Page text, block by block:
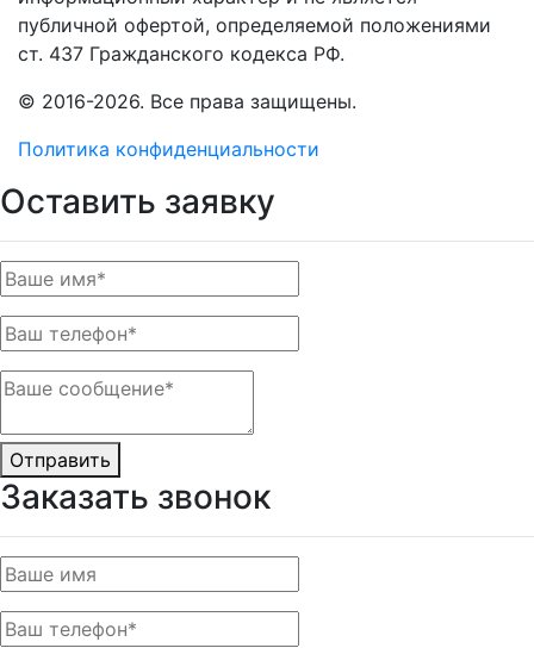
публичной офертой, определяемой положениями
ст. 437 Гражданского кодекса РФ.
© 2016-2026. Все права защищены.
Политика конфиденциальности
Оставить заявку
Отправить
Заказать звонок